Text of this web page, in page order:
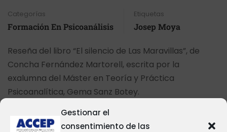
Gestionar el
consentimiento de las
Categorías
Formación En Psicoanálisis
Etiquetas
Josep Moya
Reseña del libro “El silencio de Las Maravillas”, de
Concha Fernández Martorell, escrita por la
exalumna del Máster en Teoría y Práctica
Psicoanalítica, Gema Sanz Botey.
LEER MÁS